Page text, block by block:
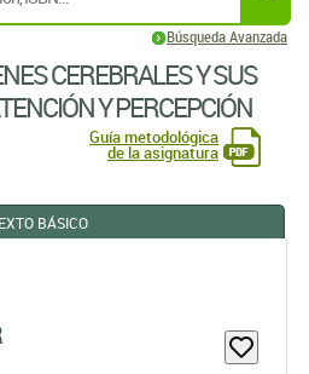
de la asignatura
BÁSICO